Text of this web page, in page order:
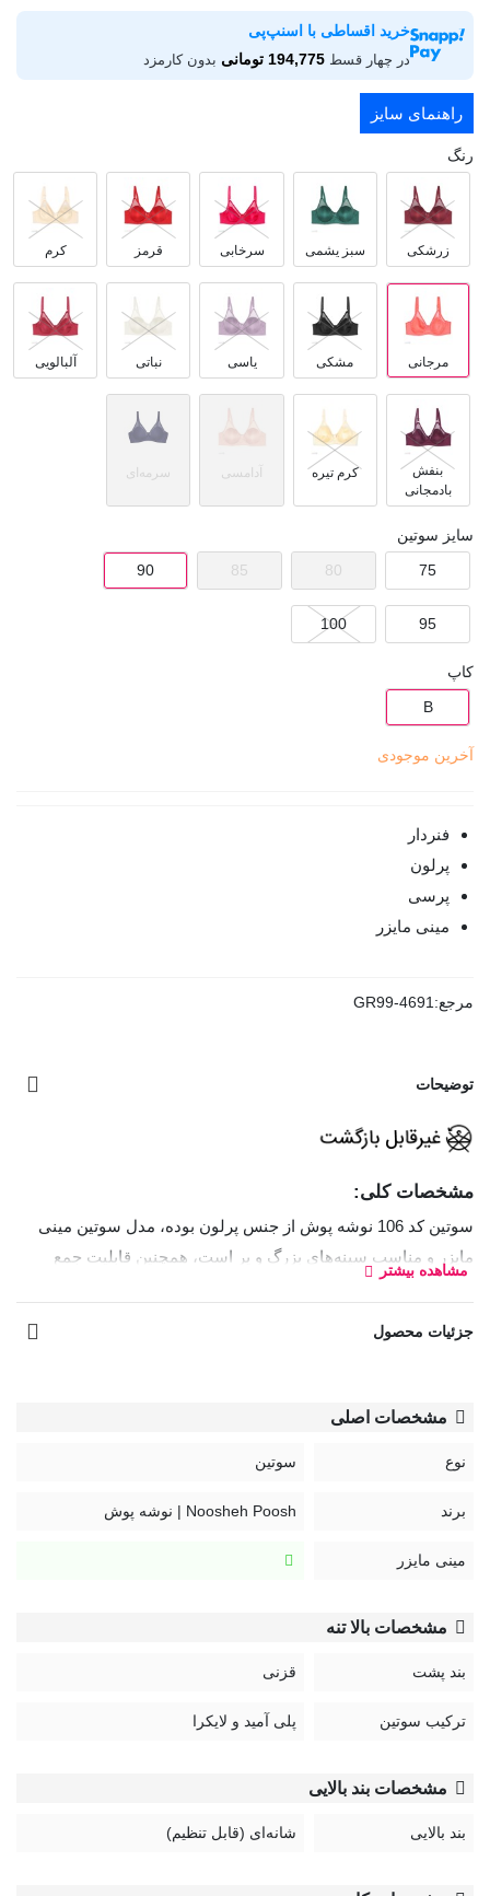
خرید اقساطی با اسنپ‌پی
در چهار قسط 194,775 تومانی بدون کارمزد
راهنمای سایز
رنگ
آدامسی
زرشکی سبز یشمی سرخابی
سرمه‌ای
قرمز کرم
مرجانی مشکی یاسی نباتی آلبالویی
بنفش
بادمجانی
کرم تیره
سایز سوتین
75
80
85
90
95
100
کاپ
B
آخرین موجودی
فنردار
پرلون
پرسی
مینی مایزر
مرجع: GR99-4691
توضیحات
مشخصات کلی:
سوتین کد 106 نوشه پوش از جنس پرلون بوده، مدل سوتین مینی
مایزر و مناسب سینه‌های بزرگ و پر است، همچنین قابلیت جمع
بند سوتین قابل تنظیم و غیر قابل جدا شدن
کد:
مشاهده بیشتر
جزئیات محصول
مشخصات اصلی
نوع سوتین
برند Noosheh Poosh | نوشه پوش
مینی مایزر
مشخصات بالا تنه
بند پشت قزنی
ترکیب سوتین پلی آمید و لایکرا
مشخصات بند بالایی
بند بالایی شانه‌ای (قابل تنظیم)